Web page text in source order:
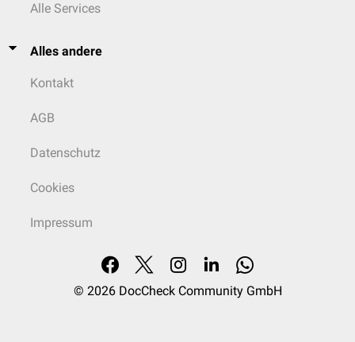
Alle Services
Alles andere
Kontakt
AGB
Datenschutz
Cookies
Impressum
© 2026 DocCheck Community GmbH